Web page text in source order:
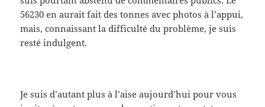
56230 en aurait fait des tonnes avec photos à l’appui,
mais, connaissant la difficulté du problème, je suis
resté indulgent.
Je suis d’autant plus à l’aise aujourd’hui pour vous